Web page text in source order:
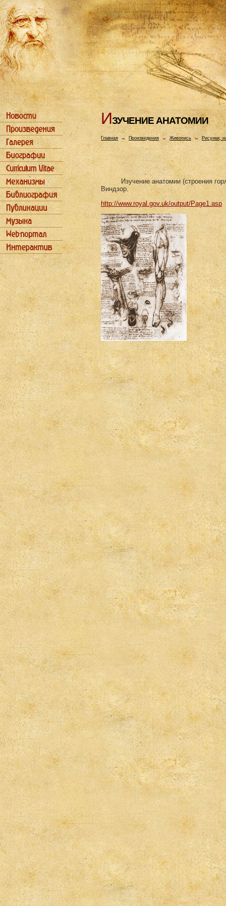
ИЗУЧЕHИЕ АHАТОМИИ
Главная→ Произведения → Живопись → Рисунки,
Изучение анатомии (строения
Виндзор.
http://www.royal.gov.uk/output/Page1.asp